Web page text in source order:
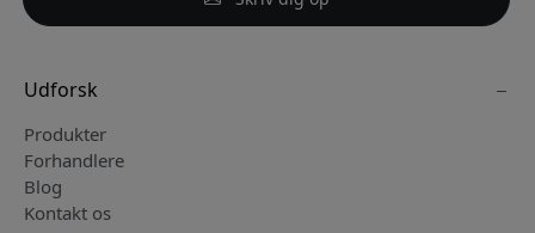
Udforsk
Produkter
Forhandlere
Blog
Kontakt os